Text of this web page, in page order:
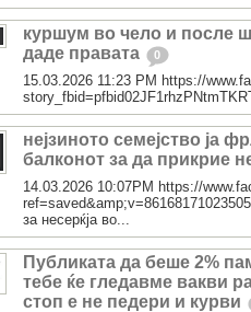
куршум во чело и после
даде правата
0
15.03.2026 11:23 PM https://
нејзиното семејство ја
балконот за да прикрие
14.03.2026 10:07PM https://
за несерќја во...
Публиката да беше 2%
тебе ќе гледавме вакви
стоп е не педери и курви